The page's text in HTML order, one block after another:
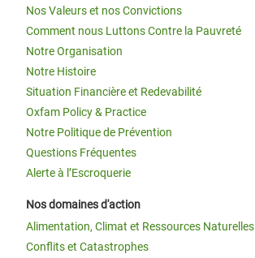
Nos Valeurs et nos Convictions
Comment nous Luttons Contre la Pauvreté
Notre Organisation
Notre Histoire
Situation Financière et Redevabilité
Oxfam Policy & Practice
Notre Politique de Prévention
Questions Fréquentes
Alerte à l’Escroquerie
Nos domaines d'action
Alimentation, Climat et Ressources Naturelles
Conflits et Catastrophes